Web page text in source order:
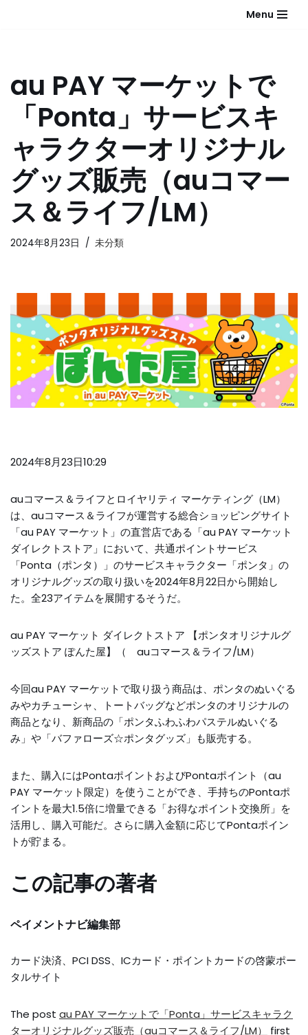
ン
キ
プ
Menu
au PAY マーケットで
「Ponta」サービスキ
ャラクターオリジナル
グッズ販売（auコマー
ス＆ライフ/LM）
2024年8月23日 未分類
2024年8月23日10:29
auコマース＆ライフとロイヤリティ マーケティング（LM）
は、auコマース＆ライフが運営する総合ショッピングサイト
「au PAY マーケット」の直営店である「au PAY マーケット
ダイレクトストア」において、共通ポイントサービス
「Ponta（ポンタ）」のサービスキャラクター「ポンタ」の
オリジナルグッズの取り扱いを2024年8月22日から開始し
た。全23アイテムを展開するそうだ。
au PAY マーケット ダイレクトストア 【ポンタオリジナルグ
ッズストア ぽんた屋】（ auコマース＆ライフ/LM）
今回au PAY マーケットで取り扱う商品は、ポンタのぬいぐる
みやカチューシャ、トートバッグなどポンタのオリジナルの
商品となり、新商品の「ポンタふわふわパステルぬいぐる
み」や「バファローズ☆ポンタグッズ」も販売する。
また、購入にはPontaポイントおよびPontaポイント（au
PAY マーケット限定）を使うことができ、手持ちのPontaポ
イントを最大1.5倍に増量できる「お得なポイント交換所」を
活用し、購入可能だ。さらに購入金額に応じてPontaポイン
トが貯まる。
この記事の著者
ペイメントナビ編集部
カード決済、PCI DSS、ICカード・ポイントカードの啓蒙ポー
タルサイト
The post au PAY マーケットで「Ponta」サービスキャラク
ターオリジナルグッズ販売（auコマース＆ライフ/LM）
first